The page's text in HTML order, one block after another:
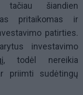
tačiau šiandien
pritaikomas ir
patirties.
investavimo
todėl nereikia
priimti sudėtingų